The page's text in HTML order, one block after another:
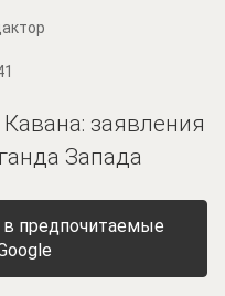
заявления
Запада
предпочитаемые